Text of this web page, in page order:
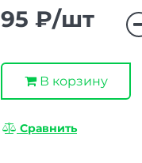
95 ₽/шт
В корзину
Сравнить